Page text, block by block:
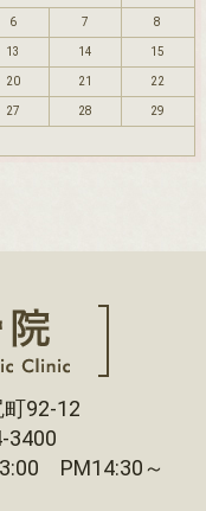
6 7 8
13 14 15
20 21 22
27 28 29
92-12
3400
PM14:30～